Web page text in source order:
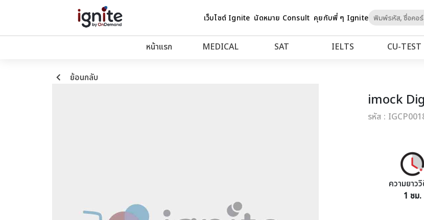
เว็บไซต์ Ignite นัดหมาย Consult คุยกับพี่ ๆ Igniteto
หน้าแรก MEDICAL SAT IELTS CU‑TEST
keyboard_arrow_left ย้อนกลับ
imock
รหัส :
ความยาว
1 ชม.